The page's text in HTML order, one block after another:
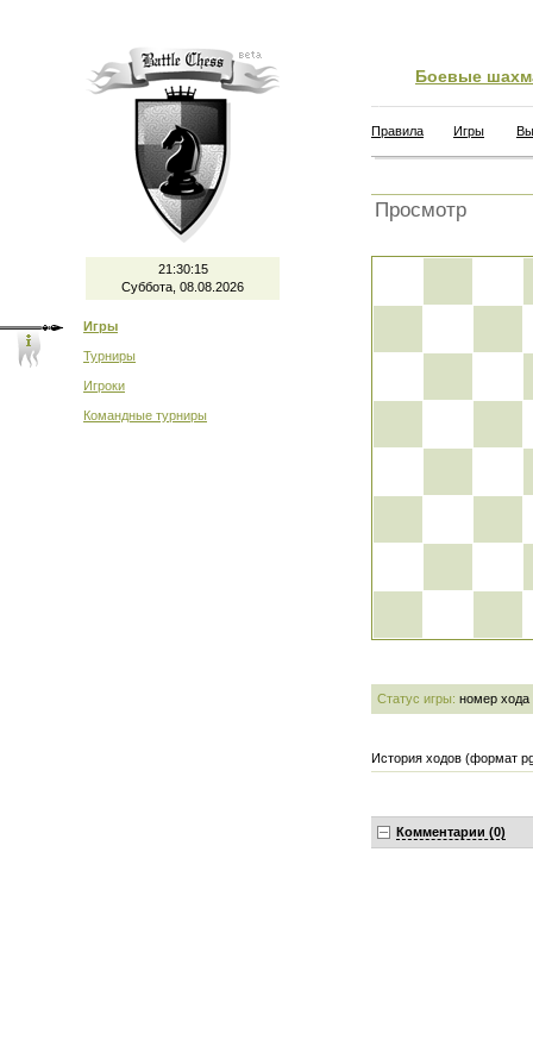
21:30:15
Суббота, 08.08.2026
Игры
Турниры
Игроки
Командные турниры
Боевые
Правила Игры
Просмотр
Статус игры: номер хода
История ходов (формат
Комментарии (0)